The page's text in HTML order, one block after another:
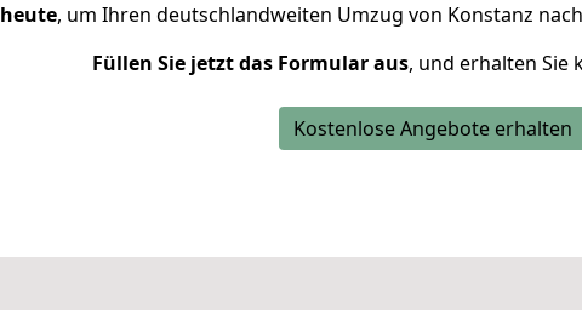
heute, um Ihren deutschlandweiten Umzug von Konstanz
Füllen Sie jetzt das Formular aus, und erhalten Sie
Kostenlose Angebote erhalten